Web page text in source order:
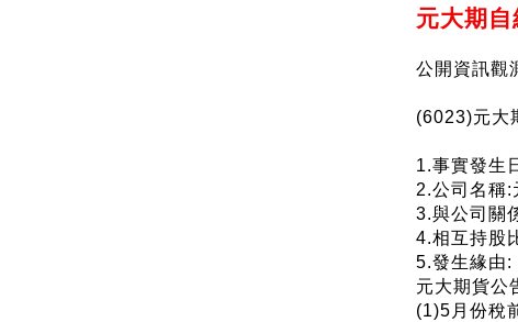
元大期
公開資訊觀
(6023)元大
1.事實發生
2.公司名稱:
3.與公司關
4.相互持股
5.發生緣由:
元大期貨公
(1)5月份稅